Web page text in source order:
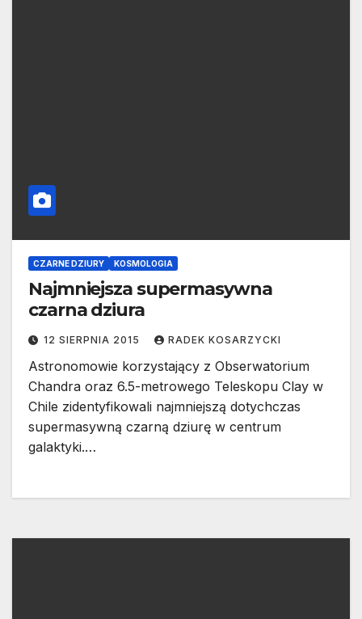
CZARNE DZIURY KOSMOLOGIA
Najmniejsza supermasywna
czarna dziura
12 SIERPNIA 2015 RADEK KOSARZYCKI
Astronomowie korzystający z Obserwatorium
Chandra oraz 6.5-metrowego Teleskopu Clay w
Chile zidentyfikowali najmniejszą dotychczas
supermasywną czarną dziurę w centrum
galaktyki.…